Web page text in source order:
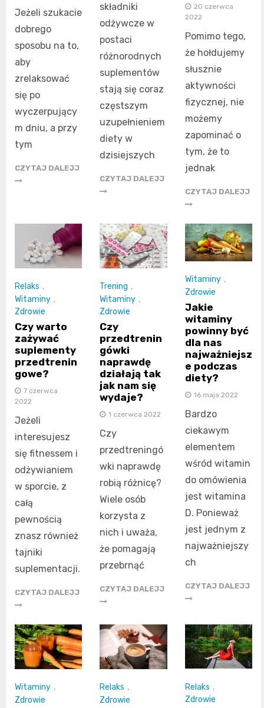
Jeżeli szukacie
dobrego
sposobu na to,
aby
zrelaksować
się po
wyczerpujący
m dniu, a przy
tym
CZYTAJ DALEJJ
składniki
odżywcze w
postaci
różnorodnych
suplementów
stają się coraz
częstszym
uzupełnieniem
diety w
dzisiejszych
CZYTAJ DALEJJ
20 czerwca
2022
Pomimo tego,
że hołdujemy
słusznie
aktywności
fizycznej, nie
możemy
zapominać o
tym, że to
jednak
CZYTAJ DALEJJ
Relaks ,
Witaminy ,
Zdrowie
Czy warto
zażywać
suplementy
przedtrenin
gowe?
7 czerwca
2022
Jeżeli
interesujesz
się fitnessem i
odżywianiem
w sporcie, z
całą
pewnością
znasz również
tajniki
suplementacji.
CZYTAJ DALEJJ
Trening ,
Witaminy ,
Zdrowie
Czy
przedtrenin
gówki
naprawdę
działają tak
jak nam się
wydaje?
1 czerwca 2022
Czy
przedtreningó
wki naprawdę
robią różnicę?
Wiele osób
korzysta z
nich i uważa,
że pomagają
przebrnąć
CZYTAJ DALEJJ
Witaminy ,
Zdrowie
Jakie
witaminy
powinny być
dla nas
najważniejsz
e podczas
diety?
16 maja 2022
Bardzo
ciekawym
elementem
wśród witamin
do omówienia
jest witamina
D. Ponieważ
jest jednym z
najważniejszy
ch
CZYTAJ DALEJJ
Witaminy ,
Zdrowie
Relaks ,
Zdrowie
Relaks ,
Zdrowie